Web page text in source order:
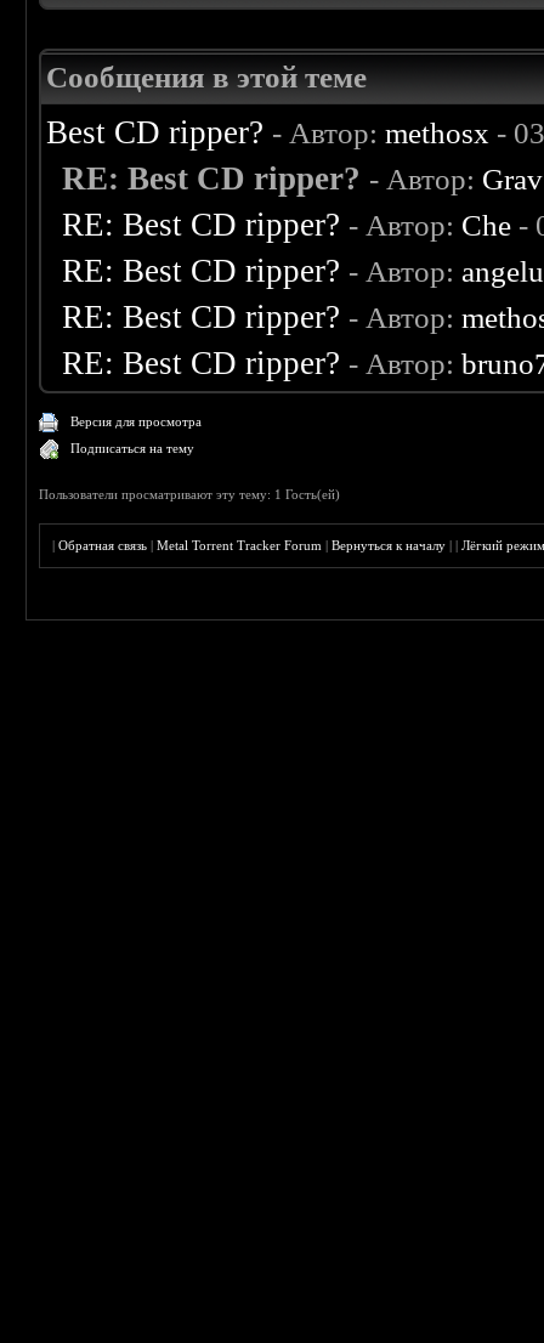
Сообщения в этой теме
Best CD ripper? - Автор:methosx -
RE: Best CD ripper? - Автор:
RE: Best CD ripper? - Автор: Che -
RE: Best CD ripper? - Автор:
RE: Best CD ripper? - Автор:
RE: Best CD ripper? - Автор:
Версия для просмотра
Подписаться на тему
Пользователи просматривают эту тему: 1 Гость(ей)
|Обратная связь |Metal Torrent Tracker Forum |Вернуться к началу ||Лёгкий